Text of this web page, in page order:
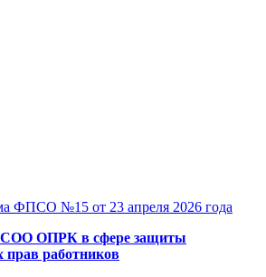
ФПСО №15 от 23 апреля 2026 года
СОО ОПРК в сфере защиты
прав работников